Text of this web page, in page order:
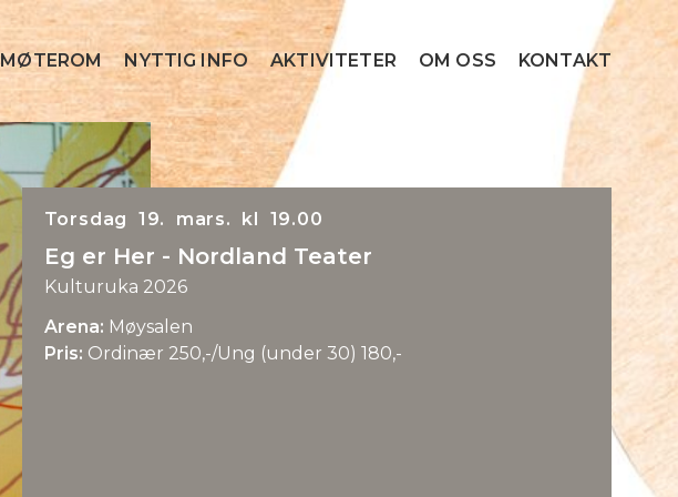
MØTEROM NYTTIG INFO AKTIVITETER OM OSS KONTAKT
Torsdag 19. mars. kl 19.00
Eg er Her - Nordland Teater
Kulturuka 2026
Arena: Møysalen
Pris: Ordinær 250,-/Ung (under 30) 180,-